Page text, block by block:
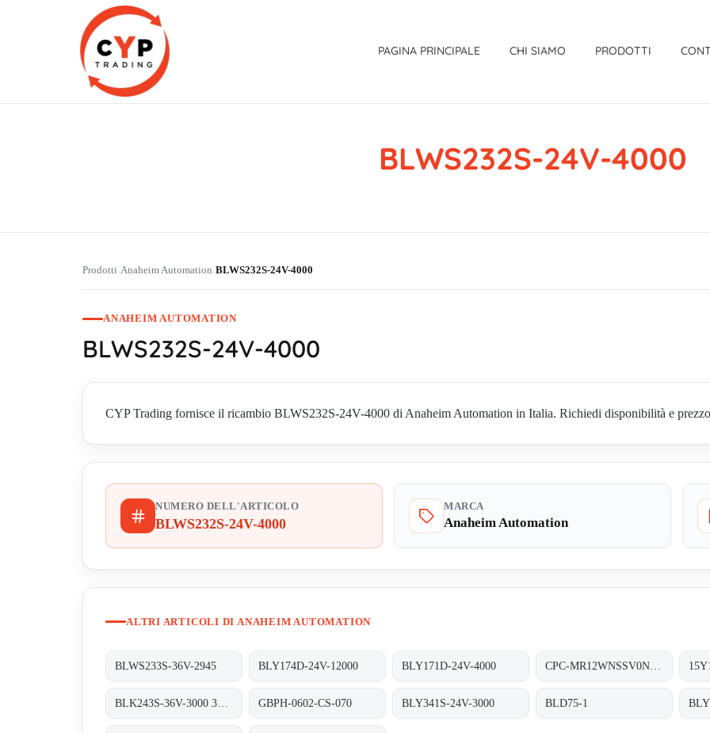
PAGINA PRINCIPALE CHI SIAMO PRODOTTI
BLWS232S-24V-4000
Prodotti›Anaheim Automation›BLWS232S-24V-4000
ANAHEIM AUTOMATION
BLWS232S-24V-4000
CYP Trading fornisce il ricambio BLWS232S-24V-4000 di Anaheim Automation in Italia. Richiedi disponibilità e
NUMERO DELL'ARTICOLO
BLWS232S-24V-4000
MARCA
Anaheim Automation
ALTRI ARTICOLI DI ANAHEIM AUTOMATION
BLWS233S-36V-2945 BLY174D-24V-12000 BLY171D-24V-4000
GBPH-0602-CS-070 BLY341S-24V-3000 BLD75-1